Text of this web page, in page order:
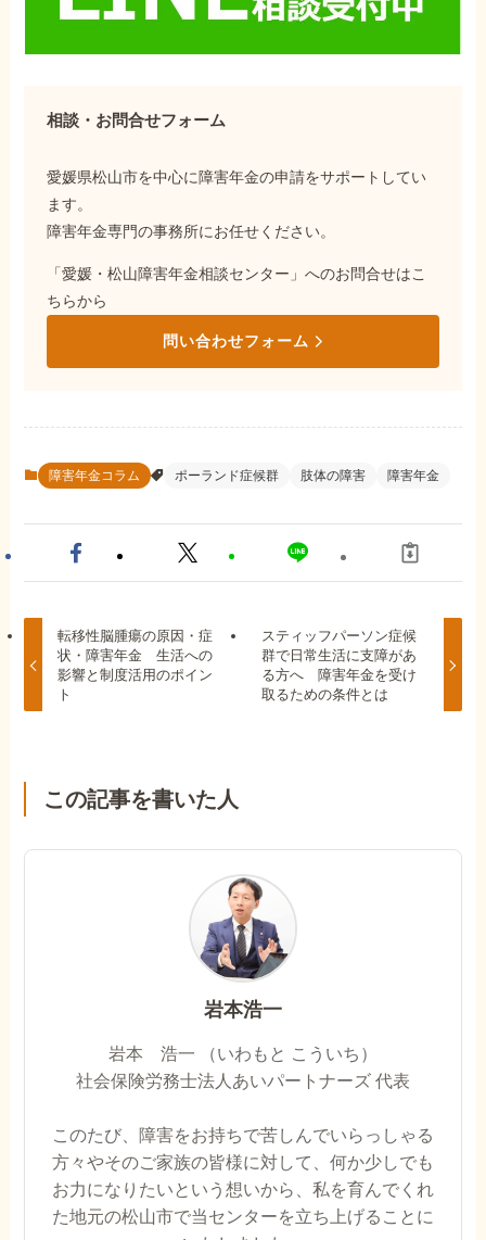
相談・お問合せフォーム
愛媛県松山市を中心に障害年金の申請をサポートしてい
ます。
障害年金専門の事務所にお任せください。
「愛媛・松山障害年金相談センター」へのお問合せはこ
ちらから
問い合わせフォーム
障害年金コラム ポーランド症候群 肢体の障害 障害年金
転移性脳腫瘍の原因・症
状・障害年金 生活への
影響と制度活用のポイン
ト
スティッフパーソン症候
群で日常生活に支障があ
る方へ 障害年金を受け
取るための条件とは
この記事を書いた人
岩本浩一
岩本 浩一 （いわもと こういち）
社会保険労務士法人あいパートナーズ 代表
このたび、障害をお持ちで苦しんでいらっしゃる
方々やそのご家族の皆様に対して、何か少しでも
お力になりたいという想いから、私を育んでくれ
た地元の松山市で当センターを立ち上げることに